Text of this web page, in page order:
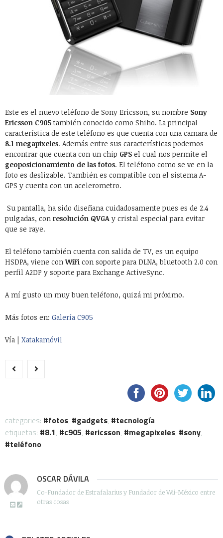
Este es el nuevo teléfono de Sony Ericsson, su nombre Sony
Ericsson C905también conocido como Shiho. La principal
característica de este teléfono es que cuenta con una camara de
8.1 megapixeles. Además entre sus características podemos
encontrar que cuenta con un chip GPS el cual nos permite el
geoposicionamiento de las fotos. El teléfono como se ve en la
foto es deslizable. También es compatible con el sistema A-
GPS y cuenta con un acelerometro.
Su pantalla, ha sido diseñana cuidadosamente pues es de 2.4
pulgadas, con resolución QVGA y cristal especial para evitar
que se raye.
El teléfono también cuenta con salida de TV, es un equipo
HSDPA, viene conWiFi con soporte para DLNA, bluetooth 2.0 con
perfil A2DP y soporte para Exchange ActiveSync.
A mí gusto un muy buen teléfono, quizá mi próximo.
Más fotos en: Galería C905
Vía | Xatakamóvil
categories: fotos, gadgets,
tecnología
etiquetas:
8.1, c905, ericsson, megapixeles, sony,
teléfono
OSCAR DÁVILA
Co-Fundador de Estrafalarius y Fundador de Wii-México entre
otras cosas